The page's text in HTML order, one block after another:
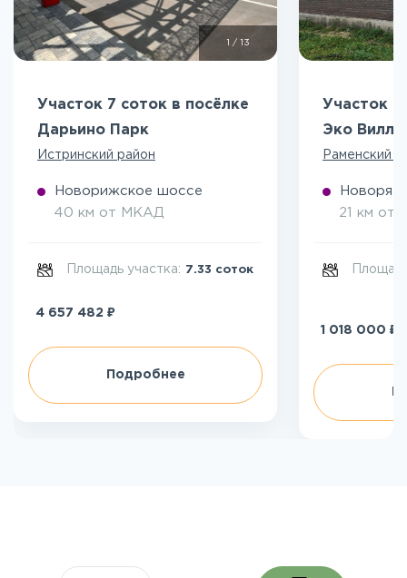
/ 13
Участок 7 соток в посёлке
Дарьино Парк
Истринский район
Новорижское шоссе
40 км от МКАД
Площадь участка: 7.33 соток
4 657 482 ₽
Подробнее
Участок 5
Эко
Раменский
21 км от
1 018 000 ₽